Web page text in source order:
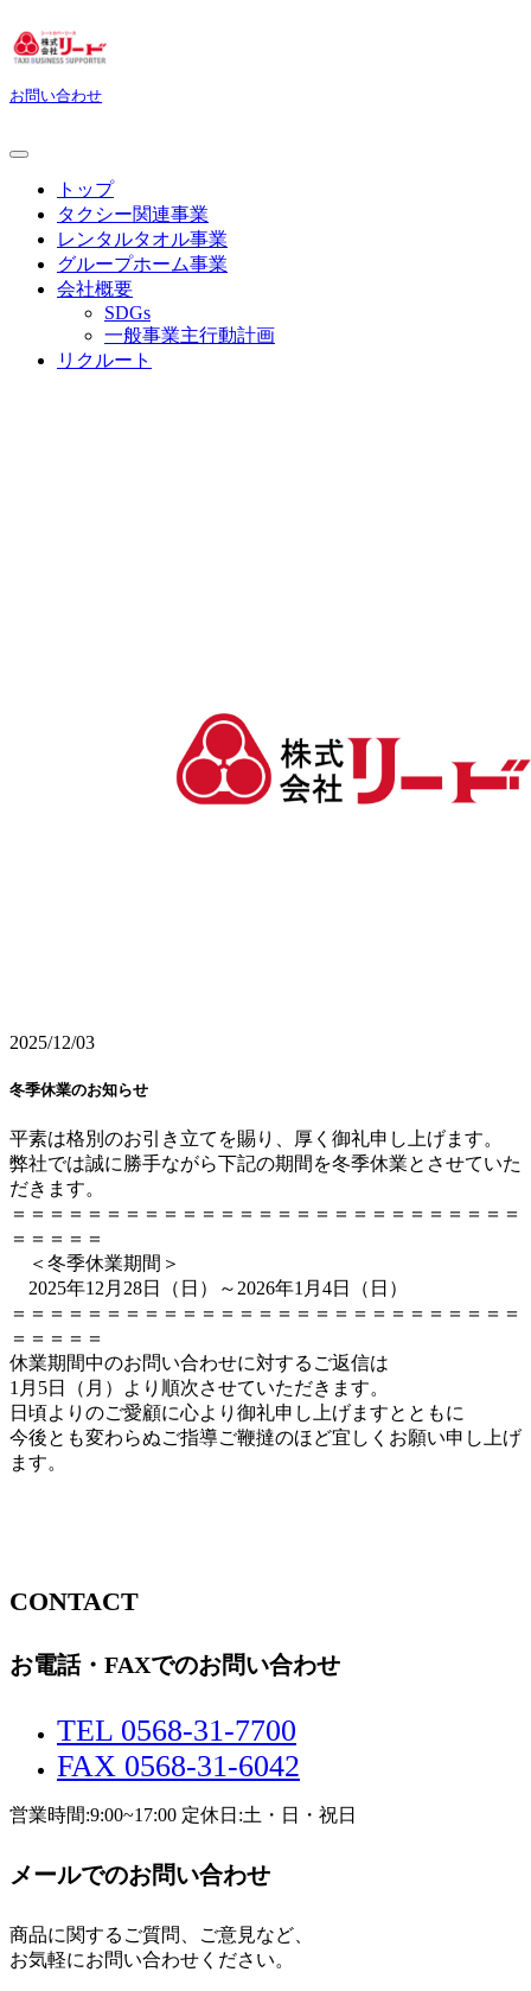
お問い合わせ
トップ
タクシー関連事業
レンタルタオル事業
グループホーム事業
会社概要
SDGs
一般事業主行動計画
リクルート
2025/12/03
冬季休業のお知らせ
平素は格別のお引き立てを賜り、厚く御礼申し上げます。
弊社では誠に勝手ながら下記の期間を冬季休業とさせていた
だきます。
＝＝＝＝＝＝＝＝＝＝＝＝＝＝＝＝＝＝＝＝＝＝＝＝＝＝＝
＝＝＝＝＝
＜冬季休業期間＞
2025年12月28日（日）～2026年1月4日（日）
＝＝＝＝＝＝＝＝＝＝＝＝＝＝＝＝＝＝＝＝＝＝＝＝＝＝＝
＝＝＝＝＝
休業期間中のお問い合わせに対するご返信は
1月5日（月）より順次させていただきます。
日頃よりのご愛顧に心より御礼申し上げますとともに
今後とも変わらぬご指導ご鞭撻のほど宜しくお願い申し上げ
ます。
CONTACT
お電話・FAXでのお問い合わせ
TEL 0568-31-7700
FAX 0568-31-6042
営業時間:9:00~17:00 定休日:土・日・祝日
メールでのお問い合わせ
商品に関するご質問、ご意見など、
お気軽にお問い合わせください。